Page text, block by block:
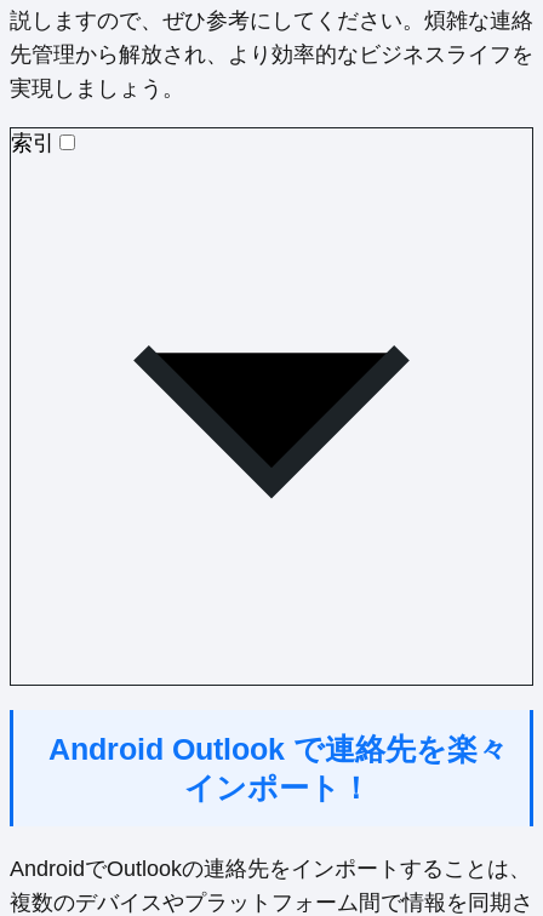
説しますので、ぜひ参考にしてください。煩雑な連絡
先管理から解放され、より効率的なビジネスライフを
実現しましょう。
索引
Android Outlook で連絡先を楽々
インポート！
AndroidでOutlookの連絡先をインポートすることは、
複数のデバイスやプラットフォーム間で情報を同期さ